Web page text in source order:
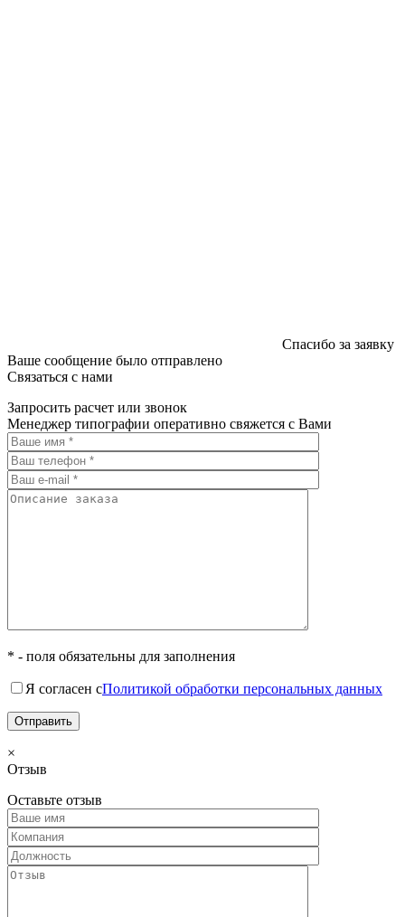
Спасибо за заявку
Ваше сообщение было отправлено
Связаться с нами
Запросить расчет или звонок
Менеджер типографии оперативно свяжется с Вами
* - поля обязательны для заполнения
Я согласен сПолитикой обработки персональных данных
×
Отзыв
Оставьте отзыв